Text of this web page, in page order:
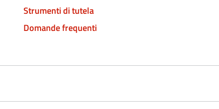
Strumenti di tutela
Domande frequenti